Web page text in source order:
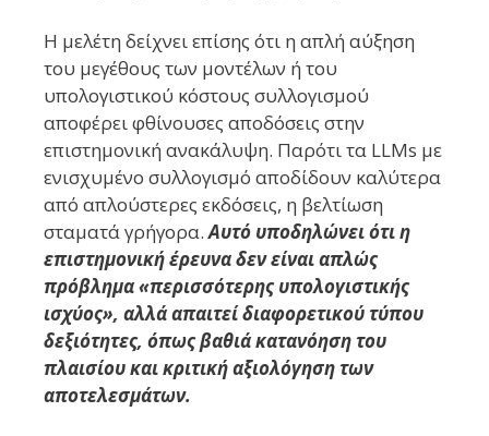
Η μελέτη δείχνει επίσης ότι η απλή αύξηση
του μεγέθους των μοντέλων ή του
υπολογιστικού κόστους συλλογισμού
αποφέρει φθίνουσες αποδόσεις στην
επιστημονική ανακάλυψη. Παρότι τα LLMs με
ενισχυμένο συλλογισμό αποδίδουν καλύτερα
από απλούστερες εκδόσεις, η βελτίωση
σταματά γρήγορα.Αυτό υποδηλώνει ότι η
επιστημονική έρευνα δεν είναι απλώς
πρόβλημα «περισσότερης υπολογιστικής
ισχύος», αλλά απαιτεί διαφορετικού τύπου
δεξιότητες, όπως βαθιά κατανόηση του
πλαισίου και κριτική αξιολόγηση των
αποτελεσμάτων.